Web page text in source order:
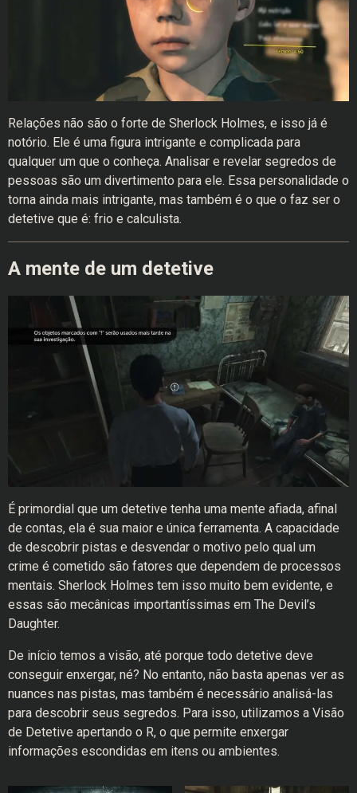
Relações não são o forte de Sherlock Holmes, e isso já é
notório. Ele é uma figura intrigante e complicada para
qualquer um que o conheça. Analisar e revelar segredos de
pessoas são um divertimento para ele. Essa personalidade o
torna ainda mais intrigante, mas também é o que o faz ser o
detetive que é: frio e calculista.
A mente de um detetive
É primordial que um detetive tenha uma mente afiada, afinal
de contas, ela é sua maior e única ferramenta. A capacidade
de descobrir pistas e desvendar o motivo pelo qual um
crime é cometido são fatores que dependem de processos
mentais. Sherlock Holmes tem isso muito bem evidente, e
essas são mecânicas importantíssimas em The Devil’s
Daughter.
De início temos a visão, até porque todo detetive deve
conseguir enxergar, né? No entanto, não basta apenas ver as
nuances nas pistas, mas também é necessário analisá-las
para descobrir seus segredos. Para isso, utilizamos a Visão
de Detetive apertando o R, o que permite enxergar
informações escondidas em itens ou ambientes.